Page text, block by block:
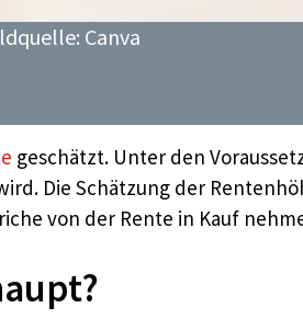
Canva
geschätzt. Unter den
Die Schätzung der
von der Rente in Kauf